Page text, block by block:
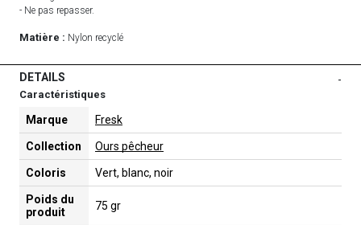
- Ne pas repasser.
Matière : Nylon recyclé
DETAILS -
Caractéristiques
Marque Fresk
Collection Ours pêcheur
Coloris Vert, blanc, noir
Poids du
produit
75 gr